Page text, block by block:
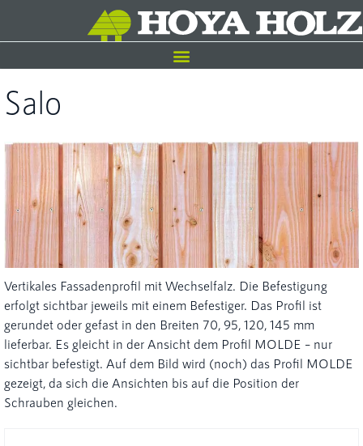
Salo
Vertikales Fassadenprofil mit Wechselfalz. Die Befestigung
erfolgt sichtbar jeweils mit einem Befestiger. Das Profil ist
gerundet oder gefast in den Breiten 70, 95, 120, 145 mm
lieferbar. Es gleicht in der Ansicht dem Profil MOLDE – nur
sichtbar befestigt. Auf dem Bild wird (noch) das Profil MOLDE
gezeigt, da sich die Ansichten bis auf die Position der
Schrauben gleichen.